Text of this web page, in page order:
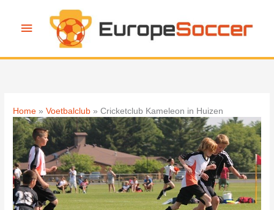
Hoofdmenu
Home Voetbalclub Cricketclub Kameleon in Huizen